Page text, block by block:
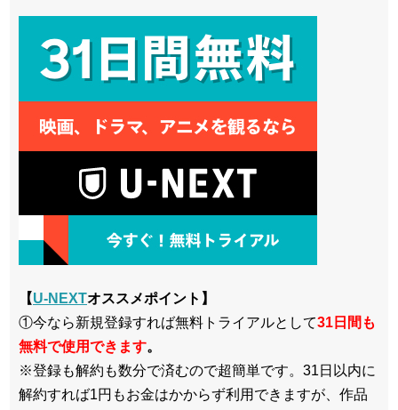
【U-NEXTオススメポイント】
①今なら新規登録すれば無料トライアルとして31日間も
無料で使用できます。
※登録も解約も数分で済むので超簡単です。31日以内に
解約すれば1円もお金はかからず利用できますが、作品